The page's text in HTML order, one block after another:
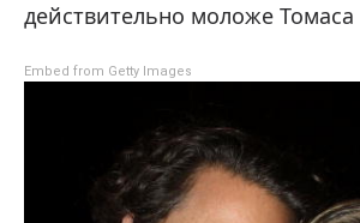
действительно моложе Томаса
Embed from Getty Images